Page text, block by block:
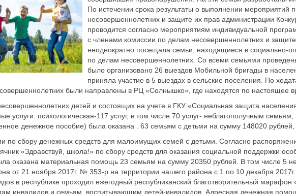
По истечении срока результаты о выполнении
несовершеннолетних и защите их прав администрации
проводится согласно мероприятиям индивидуальной
с членами комиссии по делам несовершеннолетних и
неоднократно посещала семьи, находящиеся в социально-
по делам несовершеннолетних. Со всеми семьями
было организовано 26 выездов Мобильной бригады в
приняла участие в 5 выездах в сельские поселения. По
были направлены в РЦ «Солнышко», где находятся по настоящее
детей и состоящих на учете в ГКУ «Социальная защита
услуги: психологическая-117 услуг, в том числе 70 услуг- неблагополучным
денежное пособие) была оказана . 63 семьям с детьми на сумму 148020
по сбору денежных средств для малоимущих семей с детьми. Согласно
«Здравствуй, школа!» по сбору средств для оказания социальной поддержки
оказана материальная помощь 23 семьям на сумму 20350 рублей. В том числе 5
от 21 ноября 2017г. № 353-р на территории нашего района с 1 по 10 декабря
в республике проходил ежегодный республиканский благотворительный
инвалидов и семьям, воспитывающим детей-инвалидов. Адресная денежная